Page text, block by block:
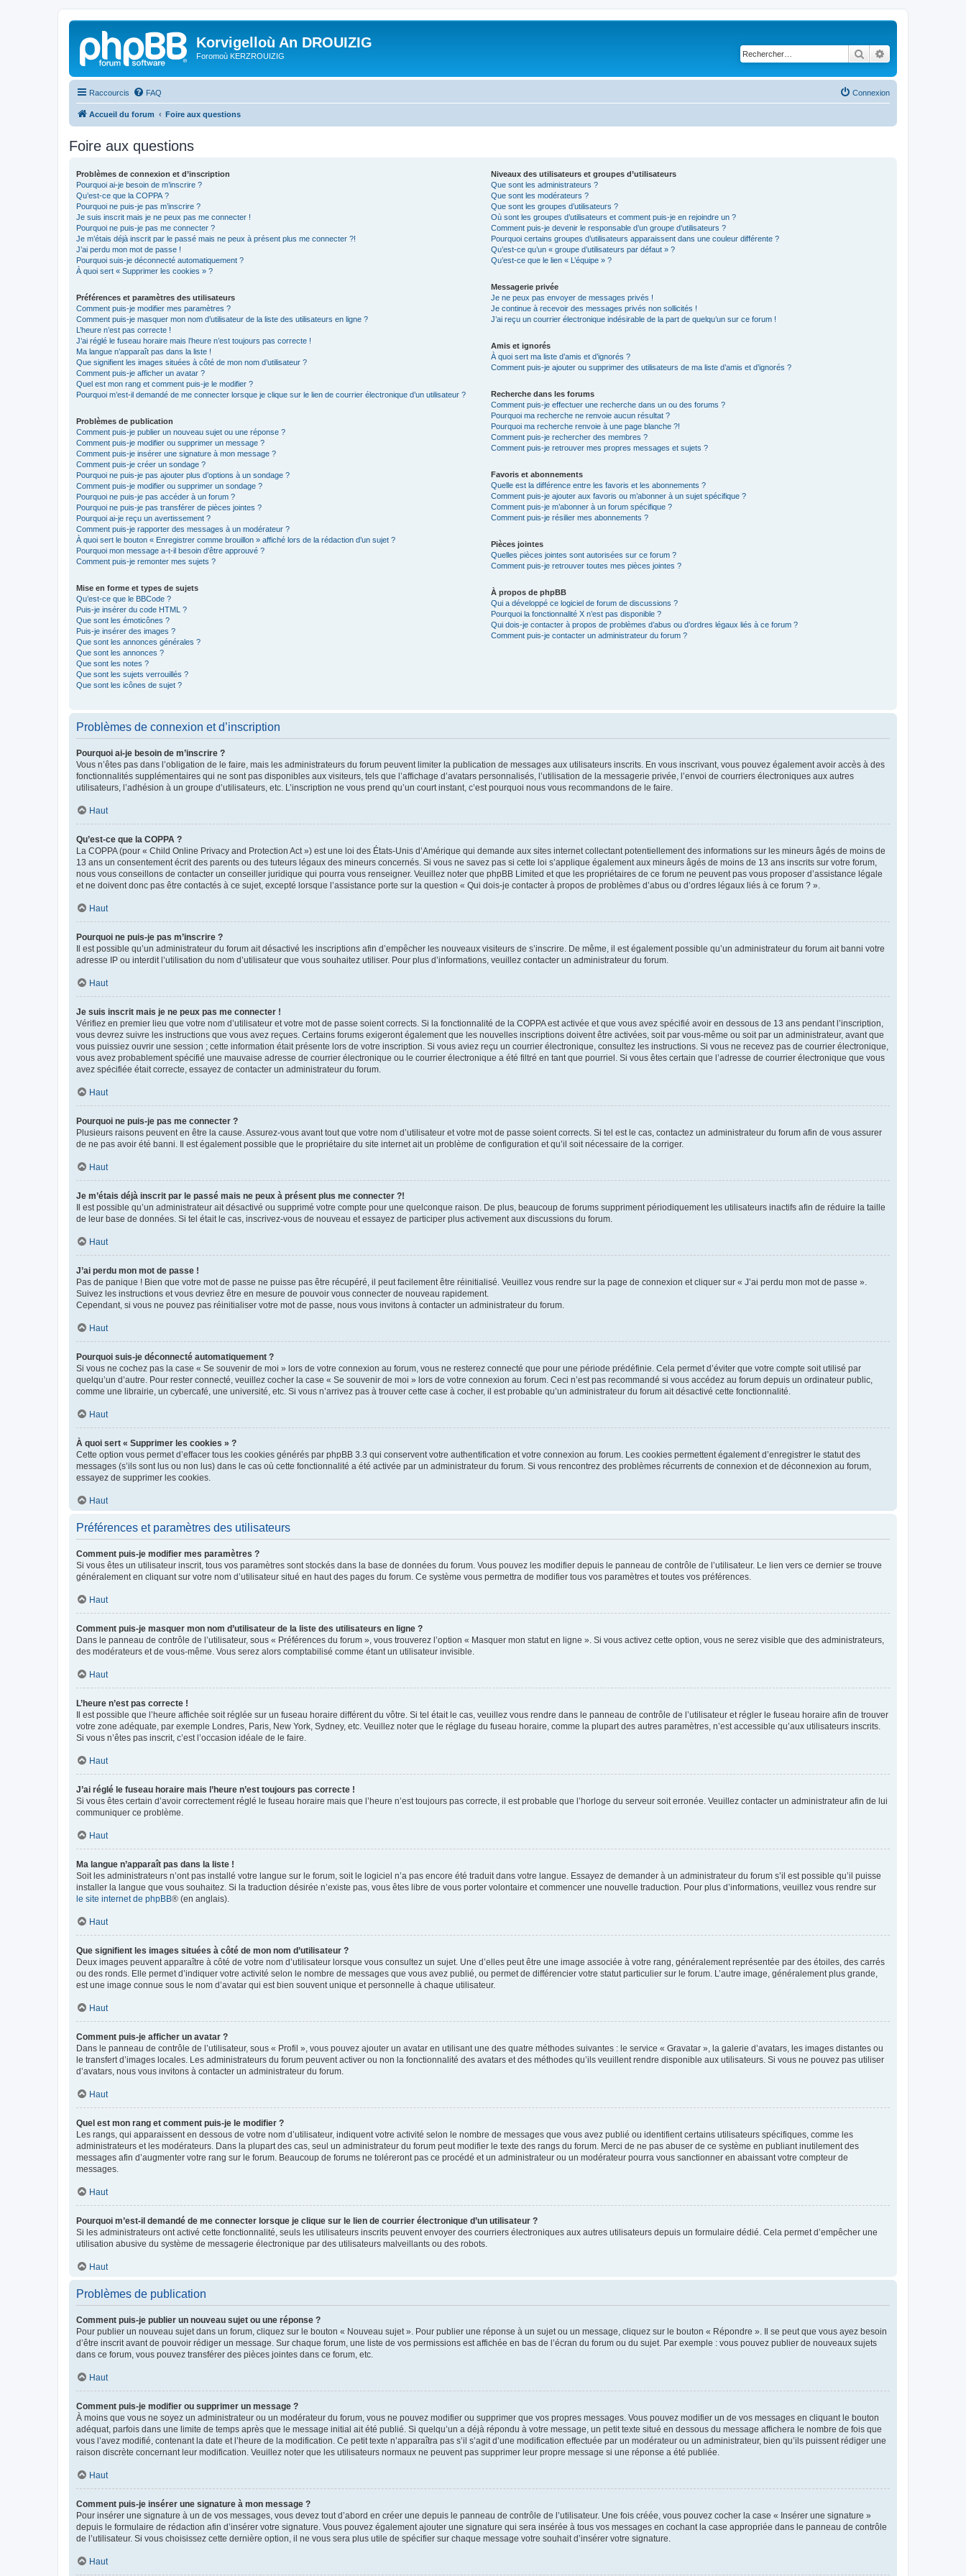
Korvigelloù An DROUIZIG
Foromoù KERZROUIZIG Rechercher
Raccourcis FAQ Connexion
Accueil du forum Foire aux questions
Foire aux questions
Problèmes de connexion et d’inscription
Pourquoi ai-je besoin de m’inscrire ?
Qu’est-ce que la COPPA ?
Pourquoi ne puis-je pas m’inscrire ?
Je suis inscrit mais je ne peux pas me connecter !
Pourquoi ne puis-je pas me connecter ?
Je m’étais déjà inscrit par le passé mais ne peux à présent plus me connecter ?!
J’ai perdu mon mot de passe !
Pourquoi suis-je déconnecté automatiquement ?
À quoi sert « Supprimer les cookies » ?
Préférences et paramètres des utilisateurs
Comment puis-je modifier mes paramètres ?
Comment puis-je masquer mon nom d’utilisateur de la liste des utilisateurs en ligne ?
L’heure n’est pas correcte !
J’ai réglé le fuseau horaire mais l’heure n’est toujours pas correcte !
Ma langue n’apparaît pas dans la liste !
Que signifient les images situées à côté de mon nom d’utilisateur ?
Comment puis-je afficher un avatar ?
Quel est mon rang et comment puis-je le modifier ?
Pourquoi m’est-il demandé de me connecter lorsque je clique sur le lien de courrier électronique d’un utilisateur ?
Problèmes de publication
Comment puis-je publier un nouveau sujet ou une réponse ?
Comment puis-je modifier ou supprimer un message ?
Comment puis-je insérer une signature à mon message ?
Comment puis-je créer un sondage ?
Pourquoi ne puis-je pas ajouter plus d’options à un sondage ?
Comment puis-je modifier ou supprimer un sondage ?
Pourquoi ne puis-je pas accéder à un forum ?
Pourquoi ne puis-je pas transférer de pièces jointes ?
Pourquoi ai-je reçu un avertissement ?
Comment puis-je rapporter des messages à un modérateur ?
À quoi sert le bouton « Enregistrer comme brouillon » affiché lors de la rédaction d’un sujet ?
Pourquoi mon message a-t-il besoin d’être approuvé ?
Comment puis-je remonter mes sujets ?
Mise en forme et types de sujets
Qu’est-ce que le BBCode ?
Puis-je insérer du code HTML ?
Que sont les émoticônes ?
Puis-je insérer des images ?
Que sont les annonces générales ?
Que sont les annonces ?
Que sont les notes ?
Que sont les sujets verrouillés ?
Que sont les icônes de sujet ?
Niveaux des utilisateurs et groupes d’utilisateurs
Que sont les administrateurs ?
Que sont les modérateurs ?
Que sont les groupes d’utilisateurs ?
Où sont les groupes d’utilisateurs et comment puis-je en rejoindre un ?
Comment puis-je devenir le responsable d’un groupe d’utilisateurs ?
Pourquoi certains groupes d’utilisateurs apparaissent dans une couleur différente ?
Qu’est-ce qu’un « groupe d’utilisateurs par défaut » ?
Qu’est-ce que le lien « L’équipe » ?
Messagerie privée
Je ne peux pas envoyer de messages privés !
Je continue à recevoir des messages privés non sollicités !
J’ai reçu un courrier électronique indésirable de la part de quelqu’un sur ce forum !
Amis et ignorés
À quoi sert ma liste d’amis et d’ignorés ?
Comment puis-je ajouter ou supprimer des utilisateurs de ma liste d’amis et d’ignorés ?
Recherche dans les forums
Comment puis-je effectuer une recherche dans un ou des forums ?
Pourquoi ma recherche ne renvoie aucun résultat ?
Pourquoi ma recherche renvoie à une page blanche ?!
Comment puis-je rechercher des membres ?
Comment puis-je retrouver mes propres messages et sujets ?
Favoris et abonnements
Quelle est la différence entre les favoris et les abonnements ?
Comment puis-je ajouter aux favoris ou m’abonner à un sujet spécifique ?
Comment puis-je m’abonner à un forum spécifique ?
Comment puis-je résilier mes abonnements ?
Pièces jointes
Quelles pièces jointes sont autorisées sur ce forum ?
Comment puis-je retrouver toutes mes pièces jointes ?
À propos de phpBB
Qui a développé ce logiciel de forum de discussions ?
Pourquoi la fonctionnalité X n’est pas disponible ?
Qui dois-je contacter à propos de problèmes d’abus ou d’ordres légaux liés à ce forum ?
Comment puis-je contacter un administrateur du forum ?
Problèmes de connexion et d’inscription
Pourquoi ai-je besoin de m’inscrire ?
Vous n’êtes pas dans l’obligation de le faire, mais les administrateurs du forum peuvent limiter la publication de messages aux utilisateurs inscrits. En vous inscrivant, vous pouvez également avoir accès à des
fonctionnalités supplémentaires qui ne sont pas disponibles aux visiteurs, tels que l’affichage d’avatars personnalisés, l’utilisation de la messagerie privée, l’envoi de courriers électroniques aux autres
utilisateurs, l’adhésion à un groupe d’utilisateurs, etc. L’inscription ne vous prend qu’un court instant, c’est pourquoi nous vous recommandons de le faire.
Haut
Qu’est-ce que la COPPA ?
La COPPA (pour « Child Online Privacy and Protection Act ») est une loi des États-Unis d’Amérique qui demande aux sites internet collectant potentiellement des informations sur les mineurs âgés de moins de
13 ans un consentement écrit des parents ou des tuteurs légaux des mineurs concernés. Si vous ne savez pas si cette loi s’applique également aux mineurs âgés de moins de 13 ans inscrits sur votre forum,
nous vous conseillons de contacter un conseiller juridique qui pourra vous renseigner. Veuillez noter que phpBB Limited et que les propriétaires de ce forum ne peuvent pas vous proposer d’assistance légale
et ne doivent donc pas être contactés à ce sujet, excepté lorsque l’assistance porte sur la question « Qui dois-je contacter à propos de problèmes d’abus ou d’ordres légaux liés à ce forum ? ».
Haut
Pourquoi ne puis-je pas m’inscrire ?
Il est possible qu’un administrateur du forum ait désactivé les inscriptions afin d’empêcher les nouveaux visiteurs de s’inscrire. De même, il est également possible qu’un administrateur du forum ait banni votre
adresse IP ou interdit l’utilisation du nom d’utilisateur que vous souhaitez utiliser. Pour plus d’informations, veuillez contacter un administrateur du forum.
Haut
Je suis inscrit mais je ne peux pas me connecter !
Vérifiez en premier lieu que votre nom d’utilisateur et votre mot de passe soient corrects. Si la fonctionnalité de la COPPA est activée et que vous avez spécifié avoir en dessous de 13 ans pendant l’inscription,
vous devrez suivre les instructions que vous avez reçues. Certains forums exigeront également que les nouvelles inscriptions doivent être activées, soit par vous-même ou soit par un administrateur, avant que
vous puissiez ouvrir une session ; cette information était présente lors de votre inscription. Si vous aviez reçu un courrier électronique, consultez les instructions. Si vous ne recevez pas de courrier électronique,
vous avez probablement spécifié une mauvaise adresse de courrier électronique ou le courrier électronique a été filtré en tant que pourriel. Si vous êtes certain que l’adresse de courrier électronique que vous
avez spécifiée était correcte, essayez de contacter un administrateur du forum.
Haut
Pourquoi ne puis-je pas me connecter ?
Plusieurs raisons peuvent en être la cause. Assurez-vous avant tout que votre nom d’utilisateur et votre mot de passe soient corrects. Si tel est le cas, contactez un administrateur du forum afin de vous assurer
de ne pas avoir été banni. Il est également possible que le propriétaire du site internet ait un problème de configuration et qu’il soit nécessaire de la corriger.
Haut
Je m’étais déjà inscrit par le passé mais ne peux à présent plus me connecter ?!
Il est possible qu’un administrateur ait désactivé ou supprimé votre compte pour une quelconque raison. De plus, beaucoup de forums suppriment périodiquement les utilisateurs inactifs afin de réduire la taille
de leur base de données. Si tel était le cas, inscrivez-vous de nouveau et essayez de participer plus activement aux discussions du forum.
Haut
J’ai perdu mon mot de passe !
Pas de panique ! Bien que votre mot de passe ne puisse pas être récupéré, il peut facilement être réinitialisé. Veuillez vous rendre sur la page de connexion et cliquer sur « J’ai perdu mon mot de passe ».
Suivez les instructions et vous devriez être en mesure de pouvoir vous connecter de nouveau rapidement.
Cependant, si vous ne pouvez pas réinitialiser votre mot de passe, nous vous invitons à contacter un administrateur du forum.
Haut
Pourquoi suis-je déconnecté automatiquement ?
Si vous ne cochez pas la case « Se souvenir de moi » lors de votre connexion au forum, vous ne resterez connecté que pour une période prédéfinie. Cela permet d’éviter que votre compte soit utilisé par
quelqu’un d’autre. Pour rester connecté, veuillez cocher la case « Se souvenir de moi » lors de votre connexion au forum. Ceci n’est pas recommandé si vous accédez au forum depuis un ordinateur public,
comme une librairie, un cybercafé, une université, etc. Si vous n’arrivez pas à trouver cette case à cocher, il est probable qu’un administrateur du forum ait désactivé cette fonctionnalité.
Haut
À quoi sert « Supprimer les cookies » ?
Cette option vous permet d’effacer tous les cookies générés par phpBB 3.3 qui conservent votre authentification et votre connexion au forum. Les cookies permettent également d’enregistrer le statut des
messages (s’ils sont lus ou non lus) dans le cas où cette fonctionnalité a été activée par un administrateur du forum. Si vous rencontrez des problèmes récurrents de connexion et de déconnexion au forum,
essayez de supprimer les cookies.
Haut
Préférences et paramètres des utilisateurs
Comment puis-je modifier mes paramètres ?
Si vous êtes un utilisateur inscrit, tous vos paramètres sont stockés dans la base de données du forum. Vous pouvez les modifier depuis le panneau de contrôle de l’utilisateur. Le lien vers ce dernier se trouve
généralement en cliquant sur votre nom d’utilisateur situé en haut des pages du forum. Ce système vous permettra de modifier tous vos paramètres et toutes vos préférences.
Haut
Comment puis-je masquer mon nom d’utilisateur de la liste des utilisateurs en ligne ?
Dans le panneau de contrôle de l’utilisateur, sous « Préférences du forum », vous trouverez l’option « Masquer mon statut en ligne ». Si vous activez cette option, vous ne serez visible que des administrateurs,
des modérateurs et de vous-même. Vous serez alors comptabilisé comme étant un utilisateur invisible.
Haut
L’heure n’est pas correcte !
Il est possible que l’heure affichée soit réglée sur un fuseau horaire différent du vôtre. Si tel était le cas, veuillez vous rendre dans le panneau de contrôle de l’utilisateur et régler le fuseau horaire afin de trouver
votre zone adéquate, par exemple Londres, Paris, New York, Sydney, etc. Veuillez noter que le réglage du fuseau horaire, comme la plupart des autres paramètres, n’est accessible qu’aux utilisateurs inscrits.
Si vous n’êtes pas inscrit, c’est l’occasion idéale de le faire.
Haut
J’ai réglé le fuseau horaire mais l’heure n’est toujours pas correcte !
Si vous êtes certain d’avoir correctement réglé le fuseau horaire mais que l’heure n’est toujours pas correcte, il est probable que l’horloge du serveur soit erronée. Veuillez contacter un administrateur afin de lui
communiquer ce problème.
Haut
Ma langue n’apparaît pas dans la liste !
Soit les administrateurs n’ont pas installé votre langue sur le forum, soit le logiciel n’a pas encore été traduit dans votre langue. Essayez de demander à un administrateur du forum s’il est possible qu’il puisse
installer la langue que vous souhaitez. Si la traduction désirée n’existe pas, vous êtes libre de vous porter volontaire et commencer une nouvelle traduction. Pour plus d’informations, veuillez vous rendre sur
le site internet de phpBB® (en anglais).
Haut
Que signifient les images situées à côté de mon nom d’utilisateur ?
Deux images peuvent apparaître à côté de votre nom d’utilisateur lorsque vous consultez un sujet. Une d’elles peut être une image associée à votre rang, généralement représentée par des étoiles, des carrés
ou des ronds. Elle permet d’indiquer votre activité selon le nombre de messages que vous avez publié, ou permet de différencier votre statut particulier sur le forum. L’autre image, généralement plus grande,
est une image connue sous le nom d’avatar qui est bien souvent unique et personnelle à chaque utilisateur.
Haut
Comment puis-je afficher un avatar ?
Dans le panneau de contrôle de l’utilisateur, sous « Profil », vous pouvez ajouter un avatar en utilisant une des quatre méthodes suivantes : le service « Gravatar », la galerie d’avatars, les images distantes ou
le transfert d’images locales. Les administrateurs du forum peuvent activer ou non la fonctionnalité des avatars et des méthodes qu’ils veuillent rendre disponible aux utilisateurs. Si vous ne pouvez pas utiliser
d’avatars, nous vous invitons à contacter un administrateur du forum.
Haut
Quel est mon rang et comment puis-je le modifier ?
Les rangs, qui apparaissent en dessous de votre nom d’utilisateur, indiquent votre activité selon le nombre de messages que vous avez publié ou identifient certains utilisateurs spécifiques, comme les
administrateurs et les modérateurs. Dans la plupart des cas, seul un administrateur du forum peut modifier le texte des rangs du forum. Merci de ne pas abuser de ce système en publiant inutilement des
messages afin d’augmenter votre rang sur le forum. Beaucoup de forums ne toléreront pas ce procédé et un administrateur ou un modérateur pourra vous sanctionner en abaissant votre compteur de
messages.
Haut
Pourquoi m’est-il demandé de me connecter lorsque je clique sur le lien de courrier électronique d’un utilisateur ?
Si les administrateurs ont activé cette fonctionnalité, seuls les utilisateurs inscrits peuvent envoyer des courriers électroniques aux autres utilisateurs depuis un formulaire dédié. Cela permet d’empêcher une
utilisation abusive du système de messagerie électronique par des utilisateurs malveillants ou des robots.
Haut
Problèmes de publication
Comment puis-je publier un nouveau sujet ou une réponse ?
Pour publier un nouveau sujet dans un forum, cliquez sur le bouton « Nouveau sujet ». Pour publier une réponse à un sujet ou un message, cliquez sur le bouton « Répondre ». Il se peut que vous ayez besoin
d’être inscrit avant de pouvoir rédiger un message. Sur chaque forum, une liste de vos permissions est affichée en bas de l’écran du forum ou du sujet. Par exemple : vous pouvez publier de nouveaux sujets
dans ce forum, vous pouvez transférer des pièces jointes dans ce forum, etc.
Haut
Comment puis-je modifier ou supprimer un message ?
À moins que vous ne soyez un administrateur ou un modérateur du forum, vous ne pouvez modifier ou supprimer que vos propres messages. Vous pouvez modifier un de vos messages en cliquant le bouton
adéquat, parfois dans une limite de temps après que le message initial ait été publié. Si quelqu’un a déjà répondu à votre message, un petit texte situé en dessous du message affichera le nombre de fois que
vous l’avez modifié, contenant la date et l’heure de la modification. Ce petit texte n’apparaîtra pas s’il s’agit d’une modification effectuée par un modérateur ou un administrateur, bien qu’ils puissent rédiger une
raison discrète concernant leur modification. Veuillez noter que les utilisateurs normaux ne peuvent pas supprimer leur propre message si une réponse a été publiée.
Haut
Comment puis-je insérer une signature à mon message ?
Pour insérer une signature à un de vos messages, vous devez tout d’abord en créer une depuis le panneau de contrôle de l’utilisateur. Une fois créée, vous pouvez cocher la case « Insérer une signature »
depuis le formulaire de rédaction afin d’insérer votre signature. Vous pouvez également ajouter une signature qui sera insérée à tous vos messages en cochant la case appropriée dans le panneau de contrôle
de l’utilisateur. Si vous choisissez cette dernière option, il ne vous sera plus utile de spécifier sur chaque message votre souhait d’insérer votre signature.
Haut